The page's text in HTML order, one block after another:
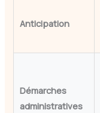
Anticipation
Démarches
administratives